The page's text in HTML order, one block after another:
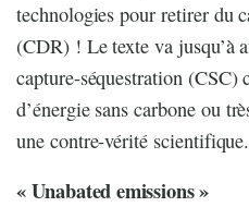
technologies pour retirer du
(CDR) ! Le texte va jusqu’à
capture-séquestration (CSC)
d’énergie sans carbone ou
une contre-vérité scientifique.
« Unabated emissions »